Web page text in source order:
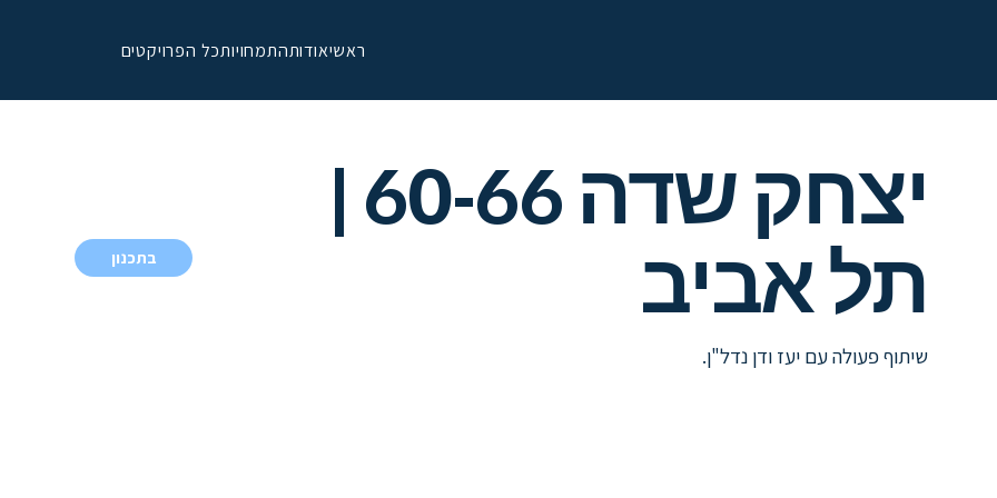
ראשיאודותהתמחויותכל הפרויקטים
יצחק שדה 60-66 |
תל אביב
שיתוף פעולה עם יעז ודן נדל"ן.
בתכנון